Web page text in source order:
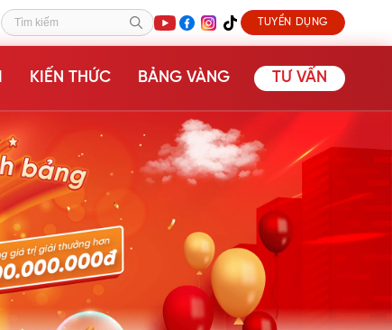
Tìm kiếm TUYỂN DỤNG
KIẾN THỨC BẢNG VÀNG TƯ VẤN